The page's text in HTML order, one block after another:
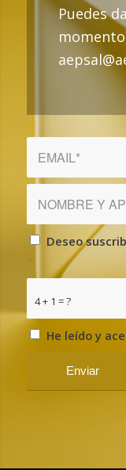
Puedes
Deseo
*
4 + 1 = ?
He leído y